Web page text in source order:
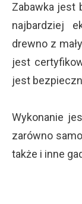
Zabawka jest
najbardziej
drewno z
jest
jest
Wykonanie
zarówno
także i inne